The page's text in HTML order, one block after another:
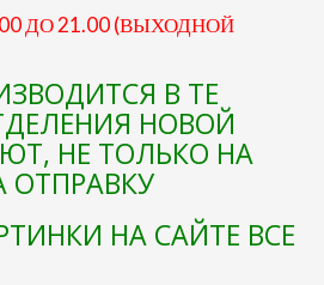
ДО 21.00 (ВЫХОДНОЙ
В ТЕ
НОВОЙ
НЕ ТОЛЬКО НА
ОТПРАВКУ
НА САЙТЕ ВСЕ